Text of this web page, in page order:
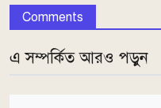
Comments
এ সম্পর্কিত আরও পড়ুন